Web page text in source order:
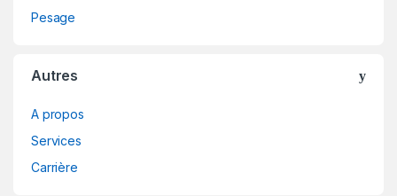
Pesage
Autres
A propos
Services
Carrière